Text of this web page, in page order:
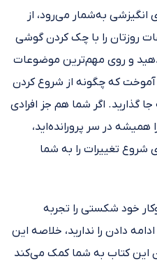
انگیزشی به‌شمار می‌رود، از
روزتان را با چک کردن گوشی
و روی مهم‌ترین موضوعات
آموخت که چگونه از شروع کردن
گذارید. اگر شما هم جز افرادی
در سر پرورانده‌اید،
شروع تغییرات را به شما
خود شکستی را تجربه
دادن را ندارید، خلاصه این
این کتاب به شما کمک می‌کند